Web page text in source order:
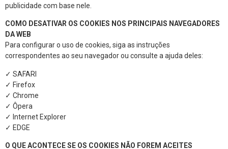
publicidade com base nele.
COMO DESATIVAR OS COOKIES NOS PRINCIPAIS NAVEGADORES
DA WEB
Para configurar o uso de cookies, siga as instruções
correspondentes ao seu navegador ou consulte a ajuda deles:
✓ SAFARI
✓ Firefox
✓ Chrome
✓ Ôpera
✓ Internet Explorer
✓ EDGE
O QUE ACONTECE SE OS COOKIES NÃO FOREM ACEITES